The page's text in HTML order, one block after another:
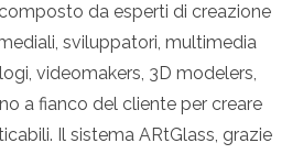
da esperti di creazione
sviluppatori, multimedia
videomakers, 3D modelers,
a fianco del cliente per creare
Il sistema ARtGlass, grazie